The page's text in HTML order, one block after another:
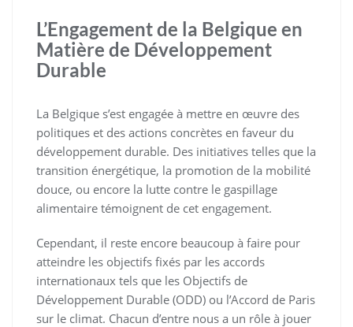
L’Engagement de la Belgique en
Matière de Développement
Durable
La Belgique s’est engagée à mettre en œuvre des
politiques et des actions concrètes en faveur du
développement durable. Des initiatives telles que la
transition énergétique, la promotion de la mobilité
douce, ou encore la lutte contre le gaspillage
alimentaire témoignent de cet engagement.
Cependant, il reste encore beaucoup à faire pour
atteindre les objectifs fixés par les accords
internationaux tels que les Objectifs de
Développement Durable (ODD) ou l’Accord de Paris
sur le climat. Chacun d’entre nous a un rôle à jouer